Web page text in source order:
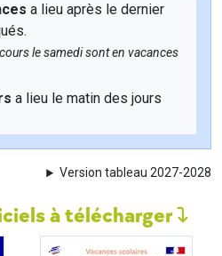
a lieu après le dernier
le samedi sont en vacances
a lieu le matin des jours
Version tableau 2027-2028
à télécharger